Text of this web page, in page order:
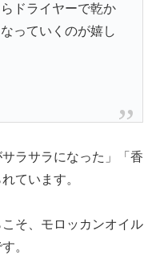
ドライヤーで乾か
っていくのが嬉し
ラサラになった」「香
ています。
そ、モロッカンオイル
。